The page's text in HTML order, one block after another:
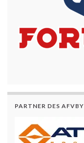
PARTNER DES AFVBY